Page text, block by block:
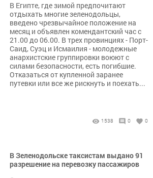
В Египте, где зимой предпочитают
отдыхать многие зеленодольцы,
введено чрезвычайное положение на
месяц и объявлен комендантский час с
21.00 до 06.00. В трех провинциях - Порт-
Саид, Суэц и Исмаилия - молодежные
анархистские группировки воюют с
силами безопасности, есть погибшие.
Отказаться от купленной заранее
путевки или все же рискнуть и поехать...
1538 0 0
В Зеленодольске таксистам выдано 91
разрешение на перевозку пассажиров